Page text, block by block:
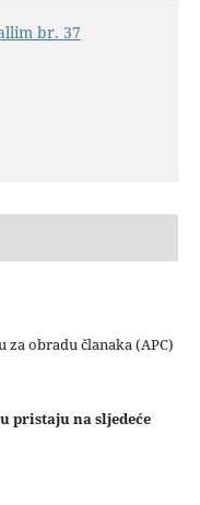
br. 37
obradu članaka (APC)
pristaju na sljedeće